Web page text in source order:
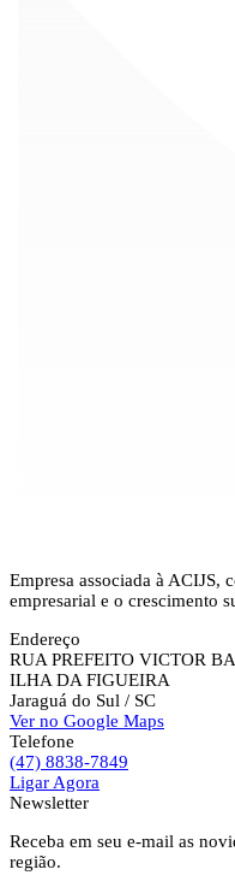
Empresa associada à ACIJS,
empresarial e o crescimento
Endereço
RUA PREFEITO VICTOR
ILHA DA FIGUEIRA
Jaraguá do Sul / SC
Ver no Google Maps
Telefone
(47) 8838-7849
Ligar Agora
Newsletter
Receba em seu e-mail as
região.